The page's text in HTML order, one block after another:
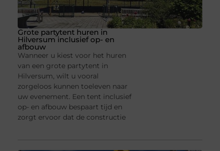
Grote partytent huren in
Hilversum inclusief op- en
afbouw
Wanneer u kiest voor het huren
van een grote partytent in
Hilversum, wilt u vooral
zorgeloos kunnen toeleven naar
uw evenement. Een tent inclusief
op- en afbouw bespaart tijd en
zorgt ervoor dat de constructie